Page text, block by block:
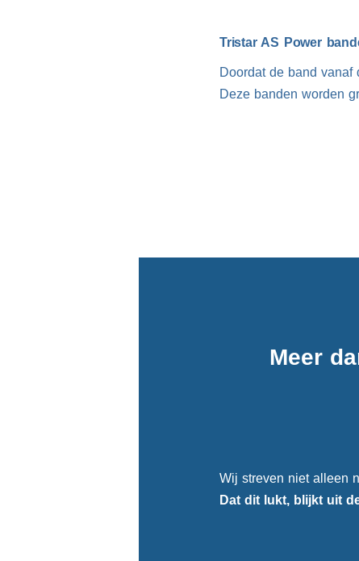
Tristar AS Power
Doordat de band
Deze banden worden
Meer
Wij streven niet alleen
Dat dit lukt, blijkt uit